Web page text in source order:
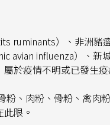
ruminants）、非洲豬
avian influenza）、新
於疫情不明或已發生疫
、肉粉、骨粉、禽肉
限。